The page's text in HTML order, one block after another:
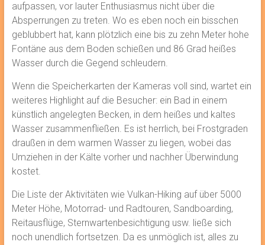
aufpassen, vor lauter Enthusiasmus nicht über die
Absperrungen zu treten. Wo es eben noch ein bisschen
geblubbert hat, kann plötzlich eine bis zu zehn Meter hohe
Fontäne aus dem Boden schießen und 86 Grad heißes
Wasser durch die Gegend schleudern.
Wenn die Speicherkarten der Kameras voll sind, wartet ein
weiteres Highlight auf die Besucher: ein Bad in einem
künstlich angelegten Becken, in dem heißes und kaltes
Wasser zusammenfließen. Es ist herrlich, bei Frostgraden
draußen in dem warmen Wasser zu liegen, wobei das
Umziehen in der Kälte vorher und nachher Überwindung
kostet.
Die Liste der Aktivitäten wie Vulkan-Hiking auf über 5000
Meter Höhe, Motorrad- und Radtouren, Sandboarding,
Reitausflüge, Sternwartenbesichtigung usw. ließe sich
noch unendlich fortsetzen. Da es unmöglich ist, alles zu